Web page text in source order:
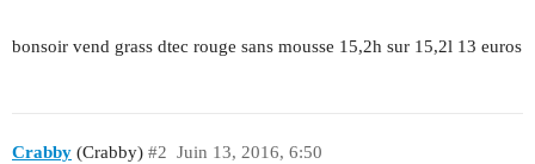
bonsoir vend grass dtec rouge sans mousse 15,2h sur 15,2l 13 euros
Crabby (Crabby) Juin 13, 2016, 6:50
#2